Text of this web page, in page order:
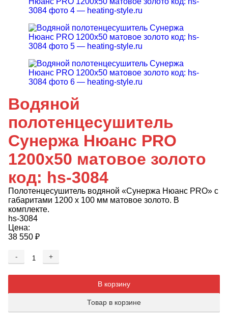
Водяной
полотенцесушитель
Сунержа Нюанс PRO
1200х50 матовое золото
код: hs-3084
Полотенцесушитель водяной «Сунержа Нюанс PRO» с
габаритами 1200 х 100 мм матовое золото. В
комплекте.
hs-3084
Цена:
38 550 ₽
-
+
В корзину
Товар в корзине